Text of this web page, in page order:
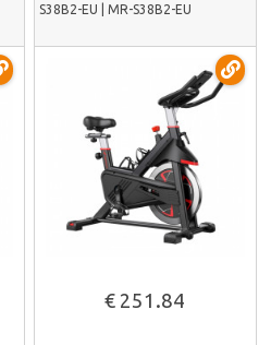
S38B2-EU | MR-S38B2-EU
€ 251.84